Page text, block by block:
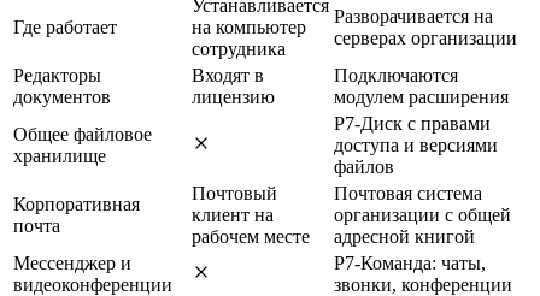
Где работает
Устанавливается
на компьютер
сотрудника
Разворачивается на
серверах организации
Редакторы
документов
Входят в
лицензию
Подключаются
модулем расширения
Общее файловое
хранилище
Р7-Диск с правами
доступа и версиями
файлов
Корпоративная
почта
Почтовый
клиент на
рабочем месте
Почтовая система
организации с общей
адресной книгой
Мессенджер и
видеоконференции
Р7-Команда: чаты,
звонки, конференции